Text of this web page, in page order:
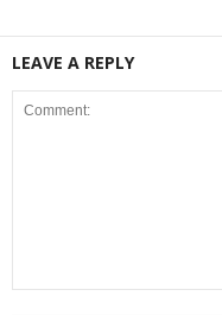
LEAVE A REPLY